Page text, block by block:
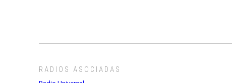
RADIOS ASOCIADAS